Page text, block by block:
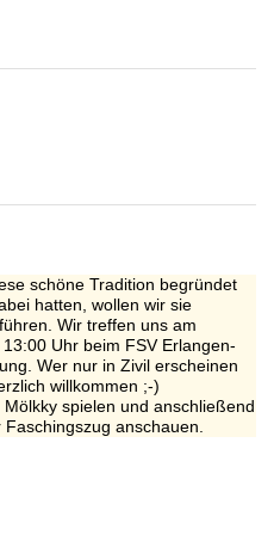
schöne Tradition begründet
hatten, wollen wir sie
Wir treffen uns am
Uhr beim FSV Erlangen-
Wer nur in Zivil erscheinen
willkommen ;-)
spielen und anschließend
anschauen.
Republik
Championship